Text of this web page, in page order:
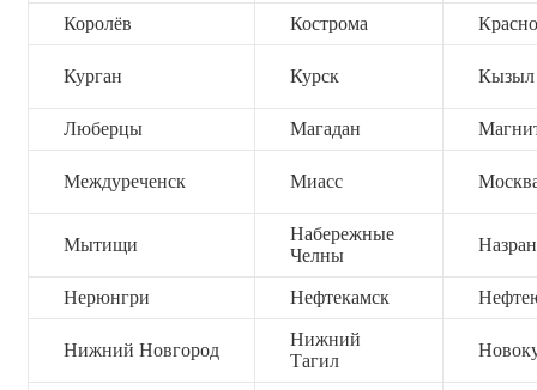
Королёв Кострома
Курган Курск Кызыл
Люберцы Магадан
Междуреченск Миасс
Мытищи
Набережные
Челны
Нерюнгри Нефтекамск
Нижний Новгород
Нижний
Тагил